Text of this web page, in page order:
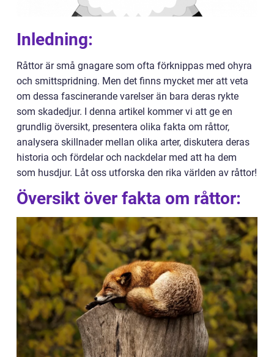
Inledning:
Råttor är små gnagare som ofta förknippas med ohyra
och smittspridning. Men det finns mycket mer att veta
om dessa fascinerande varelser än bara deras rykte
som skadedjur. I denna artikel kommer vi att ge en
grundlig översikt, presentera olika fakta om råttor,
analysera skillnader mellan olika arter, diskutera deras
historia och fördelar och nackdelar med att ha dem
som husdjur. Låt oss utforska den rika världen av råttor!
Översikt över fakta om råttor: